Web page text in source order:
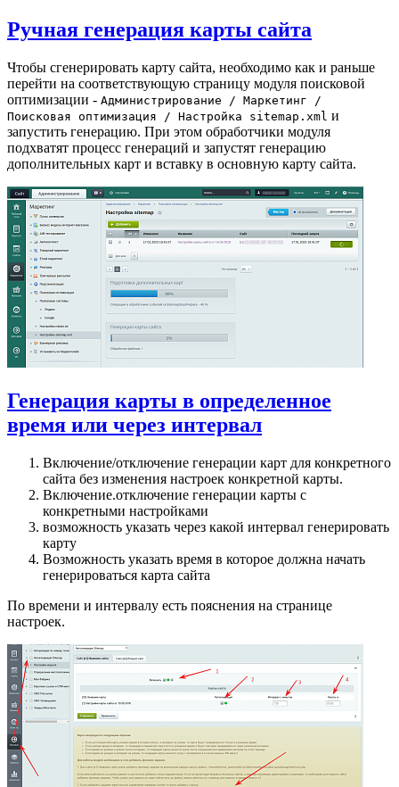
Ручная генерация карты сайта
Чтобы сгенерировать карту сайта, необходимо как и раньше
перейти на соответствующую страницу модуля поисковой
оптимизации - Администрирование / Маркетинг /
Поисковая оптимизация / Настройка sitemap.xml и
запустить генерацию. При этом обработчики модуля
подхватят процесс генераций и запустят генерацию
дополнительных карт и вставку в основную карту сайта.
Генерация карты в определенное
время или через интервал
Включение/отключение генерации карт для конкретного
сайта без изменения настроек конкретной карты.
Включение.отключение генерации карты с
конкретными настройками
возможность указать через какой интервал генерировать
карту
Возможность указать время в которое должна начать
генерироваться карта сайта
По времени и интервалу есть пояснения на странице
настроек.